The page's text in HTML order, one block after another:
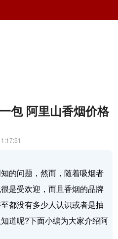
包 阿里山香烟价格
的问题，然而，随着吸烟者
是受欢迎，而且香烟的品牌
都没有多少人认识或者是抽
道呢?下面小编为大家介绍阿